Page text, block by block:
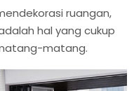
ruangan,
hal yang cukup
matang.